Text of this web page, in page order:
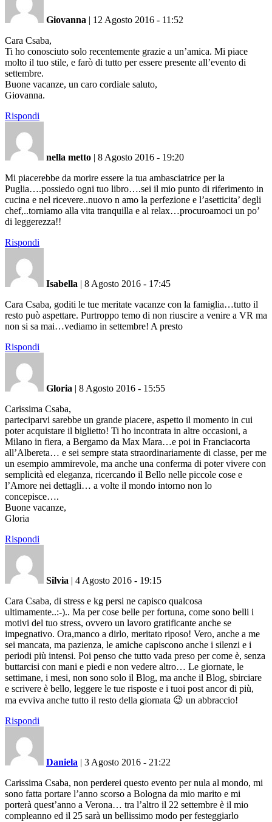
Giovanna | 12 Agosto 2016 - 11:52
Cara Csaba,
Ti ho conosciuto solo recentemente grazie a un’amica. Mi piace
molto il tuo stile, e farò di tutto per essere presente all’evento di
settembre.
Buone vacanze, un caro cordiale saluto,
Giovanna.
Rispondi
nella metto | 8 Agosto 2016 - 19:20
Mi piacerebbe da morire essere la tua ambasciatrice per la
Puglia….possiedo ogni tuo libro….sei il mio punto di riferimento in
cucina e nel ricevere..nuovo n amo la perfezione e l’asetticita’ degli
chef,..torniamo alla vita tranquilla e al relax…procuroamoci un po’
di leggerezza!!
Rispondi
Isabella | 8 Agosto 2016 - 17:45
Cara Csaba, goditi le tue meritate vacanze con la famiglia…tutto il
resto può aspettare. Purtroppo temo di non riuscire a venire a VR ma
non si sa mai…vediamo in settembre! A presto
Rispondi
Gloria | 8 Agosto 2016 - 15:55
Carissima Csaba,
parteciparvi sarebbe un grande piacere, aspetto il momento in cui
poter acquistare il biglietto! Ti ho incontrata in altre occasioni, a
Milano in fiera, a Bergamo da Max Mara…e poi in Franciacorta
all’Albereta… e sei sempre stata straordinariamente di classe, per me
un esempio ammirevole, ma anche una conferma di poter vivere con
semplicità ed eleganza, ricercando il Bello nelle piccole cose e
l’Amore nei dettagli… a volte il mondo intorno non lo
concepisce….
Buone vacanze,
Gloria
Rispondi
Silvia | 4 Agosto 2016 - 19:15
Cara Csaba, di stress e kg persi ne capisco qualcosa
ultimamente..:-).. Ma per cose belle per fortuna, come sono belli i
motivi del tuo stress, ovvero un lavoro gratificante anche se
impegnativo. Ora,manco a dirlo, meritato riposo! Vero, anche a me
sei mancata, ma pazienza, le amiche capiscono anche i silenzi e i
periodi più intensi. Poi penso che tutto vada preso per come è, senza
buttarcisi con mani e piedi e non vedere altro… Le giornate, le
settimane, i mesi, non sono solo il Blog, ma anche il Blog, sbirciare
e scrivere è bello, leggere le tue risposte e i tuoi post ancor di più,
ma evviva anche tutto il resto della giornata 😉 un abbraccio!
Rispondi
Daniela | 3 Agosto 2016 - 21:22
Carissima Csaba, non perderei questo evento per nula al mondo, mi
sono fatta portare l’anno scorso a Bologna da mio marito e mi
porterà quest’anno a Verona… tra l’altro il 22 settembre è il mio
compleanno ed il 25 sarà un bellissimo modo per festeggiarlo